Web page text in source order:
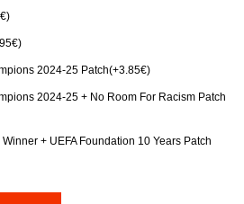
2024-25 Patch(+3.85€)
2024-25 + No Room For Racism Patch
+ UEFA Foundation 10 Years Patch